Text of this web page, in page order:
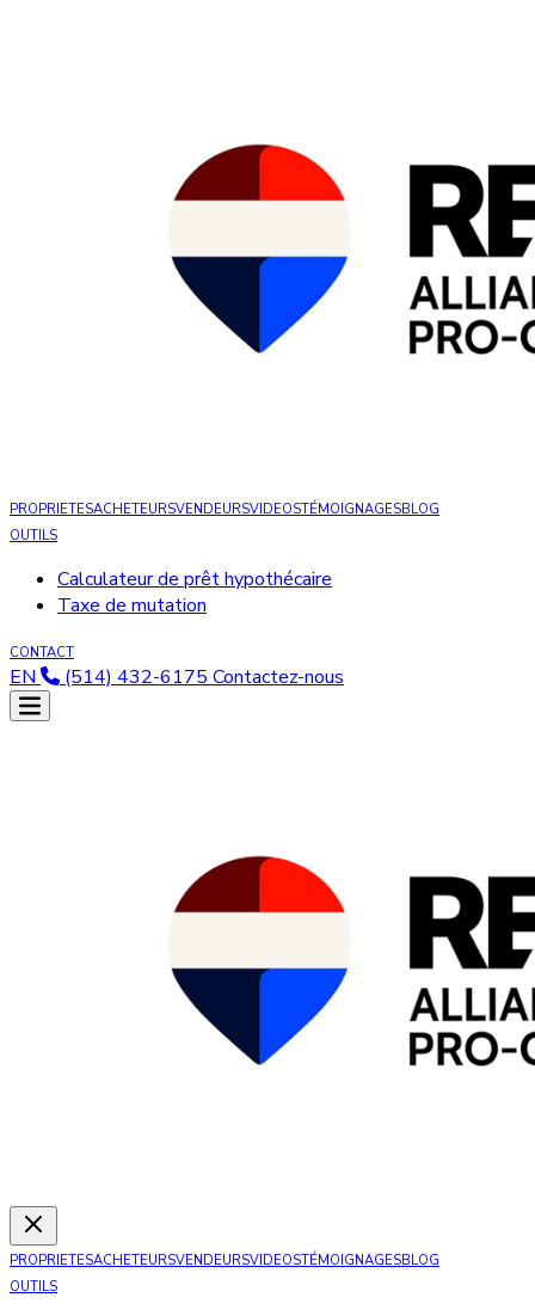
PROPRIETESACHETEURSVENDEURSVIDEOSTÉMOIGNAGESBLOG
OUTILS
Calculateur de prêt hypothécaire
Taxe de mutation
CONTACT
EN (514) 432-6175 Contactez-nous
PROPRIETESACHETEURSVENDEURSVIDEOSTÉMOIGNAGESBLOG
OUTILS